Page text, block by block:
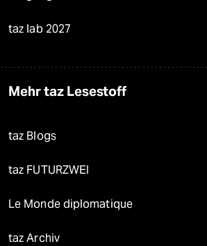
taz lab 2027
Mehr taz Lesestoff
taz Blogs
taz FUTURZWEI
Le Monde diplomatique
taz Archiv